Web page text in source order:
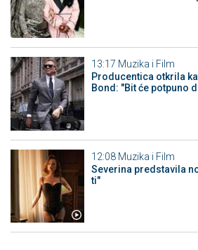
13:17 Muzika i Film
Producentica otkrila
Bond: "Bit će potpuno
12:08 Muzika i Film
Severina predstavila
ti"